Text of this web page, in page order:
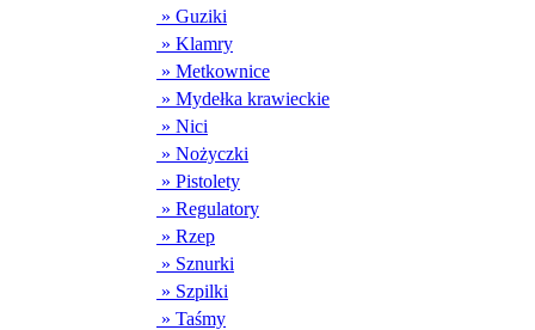
» Guziki
» Klamry
» Metkownice
» Mydełka krawieckie
» Nici
» Nożyczki
» Pistolety
» Regulatory
» Rzep
» Sznurki
» Szpilki
» Taśmy